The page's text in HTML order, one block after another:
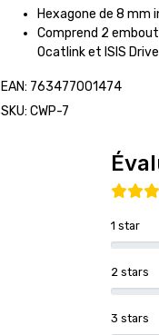
Hexagone de 8 mm
Comprend 2
Ocatlink et ISIS
EAN: 763477001474
SKU: CWP-7
1 star
2 stars
3 stars